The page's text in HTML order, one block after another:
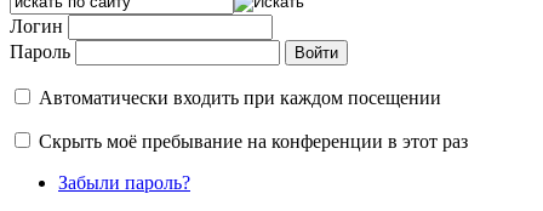
Логин
Пароль
Автоматически входить при каждом посещении
Скрыть моё пребывание на конференции в этот раз
Забыли пароль?